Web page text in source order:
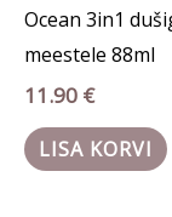
Ocean 3in1
meestele 88ml
11.90 €
LISA KORVI